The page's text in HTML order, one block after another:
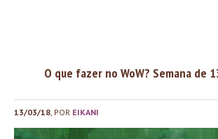
O que fazer no WoW? Semana de
13/03/18 , POR EIKANI